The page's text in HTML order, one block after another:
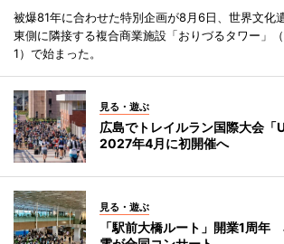
被爆81年に合わせた特別企画が8月6日、世界文化
東側に隣接する複合商業施設「おりづるタワー」
1）で始まった。
見る・遊ぶ
広島でトレイルラン国際大会
2027年4月に初開催へ
見る・遊ぶ
「駅前大橋ルート」開業1周年